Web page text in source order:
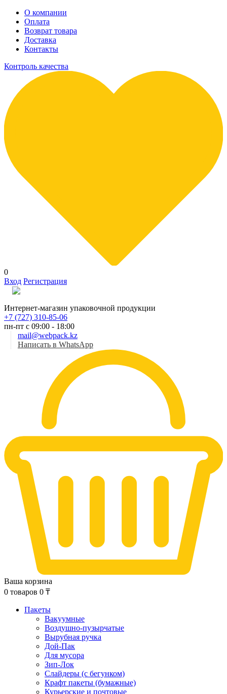
О компании
Оплата
Возврат товара
Доставка
Контакты
Контроль качества
0
Вход Регистрация
Интернет-магазин упаковочной продукции
+7 (727) 310-85-06
пн-пт с 09:00 - 18:00
mail@webpack.kz
Написать в WhatsApp
Ваша корзина
0 товаров 0 ₸
Пакеты
Вакуумные
Воздушно-пузырчатые
Вырубная ручка
Дой-Пак
Для мусора
Зип-Лок
Слайдеры (с бегунком)
Крафт пакеты (бумажные)
Курьерские и почтовые